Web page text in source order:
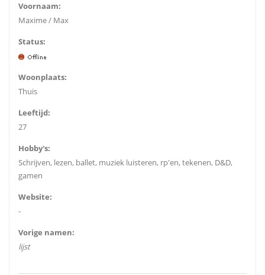
Voornaam:
Maxime / Max
Status:
Woonplaats:
Thuis
Leeftijd:
27
Hobby's:
Schrijven, lezen, ballet, muziek luisteren, rp'en, tekenen, D&D,
gamen
Website:
-
Vorige namen:
lijst